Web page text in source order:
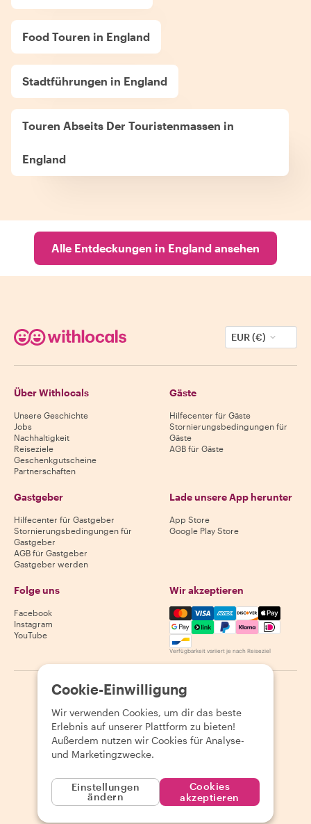
Food Touren in England
Stadtführungen in England
Touren Abseits Der Touristenmassen in
England
Alle Entdeckungen in England ansehen
EUR (€)
Über Withlocals
Unsere Geschichte
Jobs
Nachhaltigkeit
Reiseziele
Geschenkgutscheine
Partnerschaften
Gäste
Hilfecenter für Gäste
Stornierungsbedingungen für
Gäste
AGB für Gäste
Gastgeber
Hilfecenter für Gastgeber
Stornierungsbedingungen für
Gastgeber
AGB für Gastgeber
Gastgeber werden
Lade unsere App herunter
App Store
Google Play Store
Folge uns
Facebook
Instagram
YouTube
Wir akzeptieren
Mastercard, Visa, Amex,
Verfügbarkeit variiert je nach Reiseziel
2026 Withlocals.com | Datenschutzerklärung
Seitenübersicht
Cookie-Einwilligung
Wir verwenden Cookies, um dir das beste
Erlebnis auf unserer Plattform zu bieten!
Außerdem nutzen wir Cookies für Analyse-
und Marketingzwecke.
Einstellungen
ändern
Cookies
akzeptieren